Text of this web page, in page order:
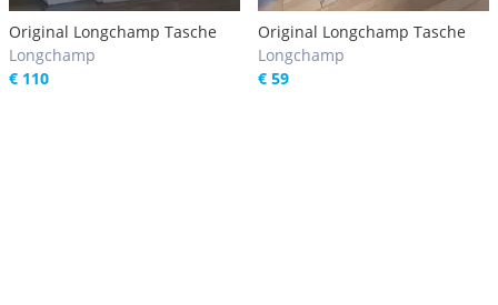
Original Longchamp Tasche
Longchamp
€ 110
Original Longchamp Tasche
Longchamp
€ 59